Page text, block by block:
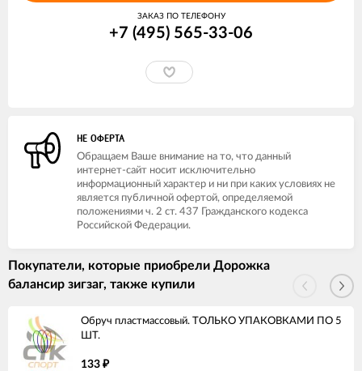
ЗАКАЗ ПО ТЕЛЕФОНУ
+7 (495) 565-33-06
НЕ ОФЕРТА
Обращаем Ваше внимание на то, что данный
интернет-сайт носит исключительно
информационный характер и ни при каких условиях не
является публичной офертой, определяемой
положениями ч. 2 ст. 437 Гражданского кодекса
Российской Федерации.
Покупатели, которые приобрели Дорожка
балансир зигзаг, также купили
Обруч пластмассовый. ТОЛЬКО УПАКОВКАМИ ПО 5
ШТ.
133 ₽